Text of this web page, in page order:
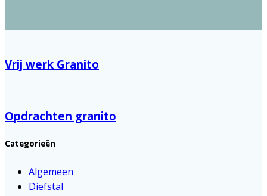
Vrij werk Granito
Opdrachten granito
Categorieën
Algemeen
Diefstal